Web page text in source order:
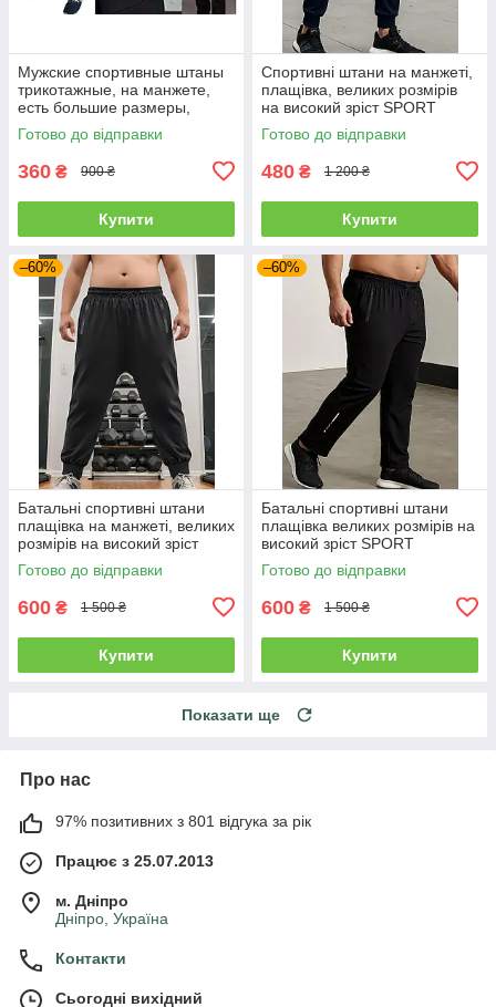
Мужские спортивные штаны
трикотажные, на манжете,
есть большие размеры,
Готово до відправки
360 ₴ 900 ₴
Купити
Спортивні штани на манжеті,
плащівка, великих розмірів
на високий зріст SPORT
Готово до відправки
480 ₴ 1 200 ₴
Купити
–60%
Батальні спортивні штани
плащівка на манжеті, великих
розмірів на високий зріст
SPORT
Готово до відправки
600 ₴ 1 500 ₴
Купити
–60%
Батальні спортивні штани
плащівка великих розмірів на
високий зріст SPORT
Готово до відправки
600 ₴ 1 500 ₴
Купити
Показати ще
Про нас
97% позитивних з 801 відгука за рік
Працює з 25.07.2013
м. Дніпро
Дніпро, Україна
Контакти
Сьогодні вихідний